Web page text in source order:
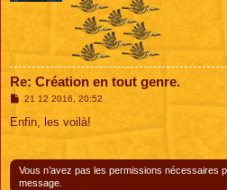
Re: Création en tout genre.
M
s
e
21 12 2016, 20:52
Enfin, les voilà!
Vous n’avez pas les permissions nécessaires
message.